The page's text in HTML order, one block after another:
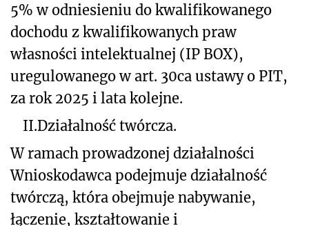
5% w odniesieniu do kwalifikowanego
dochodu z kwalifikowanych praw
własności intelektualnej (IP BOX),
uregulowanego w art. 30ca ustawy o PIT,
za rok 2025 i lata kolejne.
II.Działalność twórcza.
W ramach prowadzonej działalności
Wnioskodawca podejmuje działalność
twórczą, która obejmuje nabywanie,
łączenie, kształtowanie i